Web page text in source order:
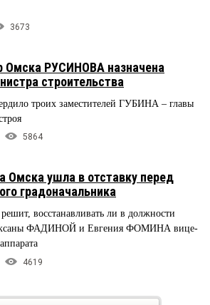
3673
РУСИНОВА назначена
строительства
троих заместителей ГУБИНА – главы
5864
Омска ушла в отставку перед
градоначальника
восстанавливать ли в должности
ФАДИНОЙ и Евгения ФОМИНА вице-
4619